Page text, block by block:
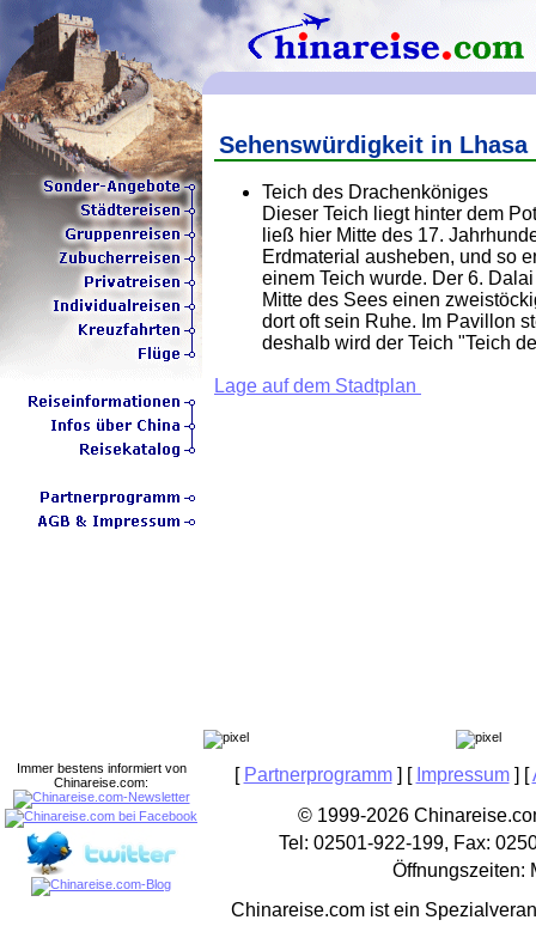
Sehenswürdigkeit in Lhasa
Teich des Drachenköniges
Dieser Teich liegt hinter dem
ließ hier Mitte des 17.
Erdmaterial ausheben, und so
einem Teich wurde. Der 6.
Mitte des Sees einen
dort oft sein Ruhe. Im Pavillon
deshalb wird der Teich "Teich
Lage auf dem Stadtplan
[ Partnerprogramm] [ Impressum] [
© 1999-2026
Tel: 02501-922-199, Fax:
Öffnungszeiten:
Chinareise.com ist ein
Immer bestens informiert von
Chinareise.com: